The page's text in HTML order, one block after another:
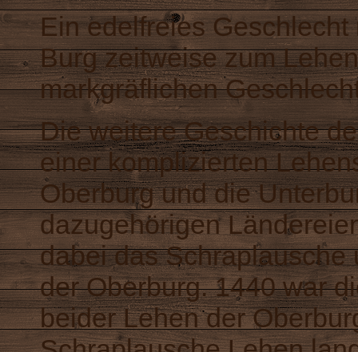
Ein edelfreies
Burg zeitweise zum
markgräflichen
Die weitere Geschichte
einer komplizierten
Oberburg und die
dazugehörigen
dabei das Schraplausche
der Oberburg. 1440 war
beider Lehen der